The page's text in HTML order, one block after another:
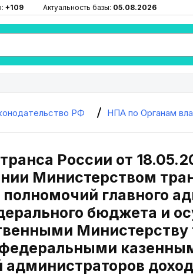
+109 Актуальность базы: 05.08.2026
РФ НПА по Органам
России от
Министерством
главного
бюджета и
Министерству
администраторов